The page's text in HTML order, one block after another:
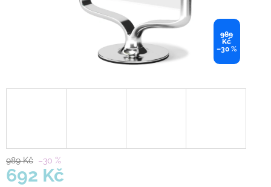
989
Kč
–30 %
989 Kč –30 %
692 Kč